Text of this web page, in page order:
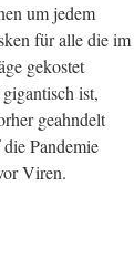
um jedem
für alle die im
gekostet
ist,
geahndelt
Pandemie
Viren.